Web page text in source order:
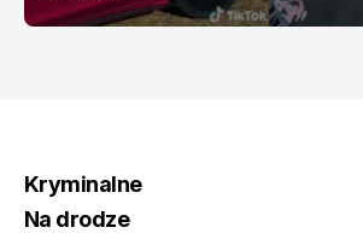
Kryminalne
Na drodze